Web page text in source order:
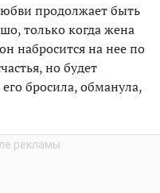
продолжает быть
только когда жена
набросится на нее по
но будет
бросила, обманула,